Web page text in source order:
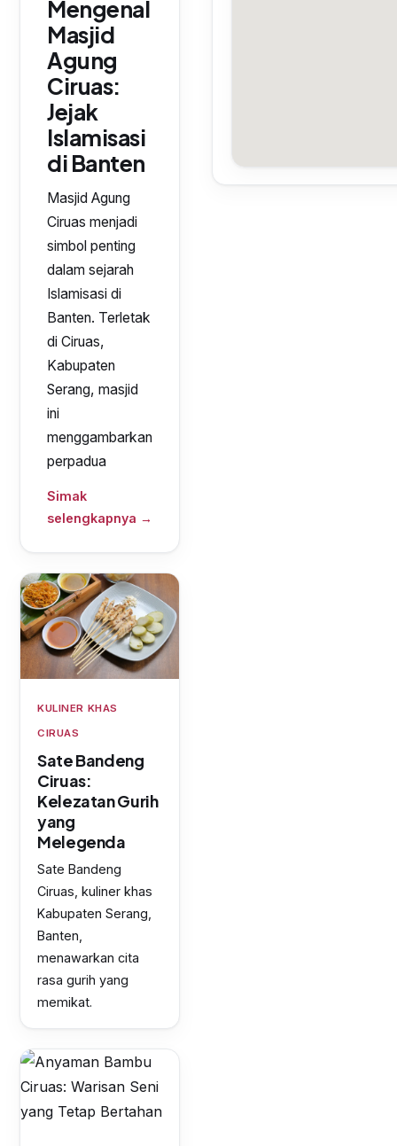
Mengenal
Masjid
Agung
Ciruas:
Jejak
Islamisasi
di Banten
Masjid Agung
Ciruas menjadi
simbol penting
dalam sejarah
Islamisasi di
Banten. Terletak
di Ciruas,
Kabupaten
Serang, masjid
ini
menggambarkan
perpadua
Simak
selengkapnya →
KULINER KHAS
CIRUAS
Sate Bandeng
Ciruas:
Kelezatan Gurih
yang
Melegenda
Sate Bandeng
Ciruas, kuliner khas
Kabupaten Serang,
Banten,
menawarkan cita
rasa gurih yang
memikat.